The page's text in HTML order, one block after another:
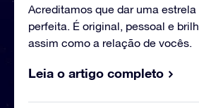
Acreditamos que dar uma estrela
perfeita. É original, pessoal e
assim como a relação de vocês.
Leia o artigo completo